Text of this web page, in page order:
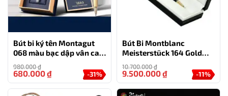
Bút bi ký tên Montagut
068 màu bạc dập vân cao
cấp quà tặng doanh
nghiệp (kèm hộp đựng và
túi)
980.000₫
-31%
680.000₫
Bút Bi Montblanc
Meisterstück 164 Gold
Coated Classique
10.700.000₫
-11%
9.500.000₫